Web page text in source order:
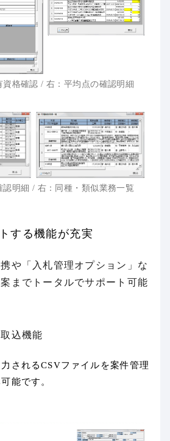
資格確認 / 右：平均点の確認明細
認明細 / 右：同種・類似業務一覧
する機能が充実
携や「入札管理オプション」な
までトータルでサポート可能
込機能
力されるCSVファイルを案件管理
能です。